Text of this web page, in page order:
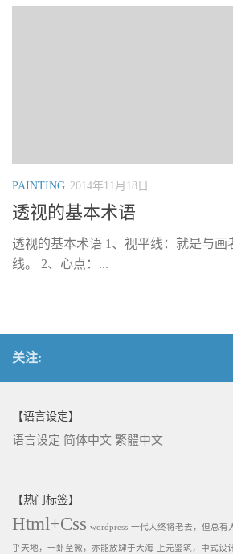
PAINTING 2014年11月18日
透视的基本术语
透视的基本术语 1、视平线：就是与画
线。 2、心点：...
关注:
【语言设定】
语言设定 简体中文 繁體中文
【热门标签】
Html+Css wordpress 一代人终将老去，但总有
乎天地，一虲至微，亦能放肆于大海 上元鉴筑，中式设